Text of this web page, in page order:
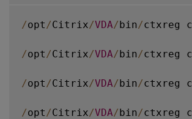
/opt /Citrix/VDA/bin/ctxreg
/opt /Citrix/VDA/bin/ctxreg
/opt /Citrix/VDA/bin/ctxreg
/opt /Citrix/VDA/bin/ctxreg